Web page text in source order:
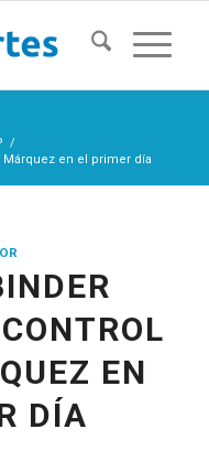
/
Márquez en el primer día
EN
DÍA